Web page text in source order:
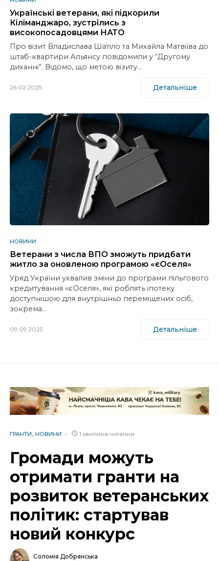
Українські ветерани, які підкорили
Кіліманджаро, зустрілись з
високопосадовцями НАТО
Про візит Владислава Шатіло та Михайла Матвіїва до
штаб-квартири Альянсу повідомили у “Другому
диханні”. Відомо, що метою візиту…
26.02.2025 Детальніше
НОВИНИ
Ветерани з числа ВПО зможуть придбати
житло за оновленою програмою «єОселя»
Уряд України ухвалив зміни до програми пільгового
кредитування «єОселя», які роблять іпотеку
доступнішою для внутрішньо переміщених осіб,
зокрема…
09.09.2025 Детальніше
ГРАНТИ НОВИНИ 1 хвилина читання
Громади можуть
отримати гранти на
розвиток ветеранських
політик: стартував
новий конкурс
Соломія Добрянська